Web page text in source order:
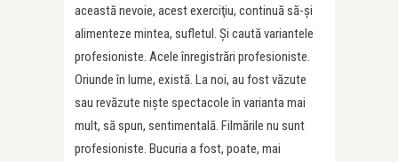
această nevoie, acest exerciţiu, continuă să-şi
alimenteze mintea, sufletul. Şi caută variantele
profesioniste. Acele înregistrări profesioniste.
Oriunde în lume, există. La noi, au fost văzute
sau revăzute nişte spectacole în varianta mai
mult, să spun, sentimentală. Filmările nu sunt
profesioniste. Bucuria a fost, poate, mai